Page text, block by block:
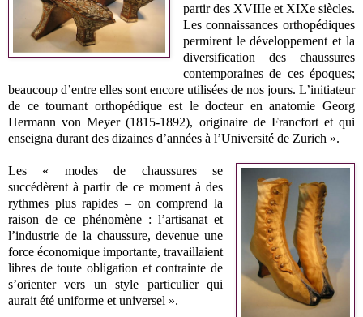
partir des XVIIIe et XIXe siècles.
Les connaissances orthopédiques
permirent le développement et la
diversification des chaussures
contemporaines de ces époques;
beaucoup d’entre elles sont encore utilisées de nos jours. L’initiateur
de ce tournant orthopédique est le docteur en anatomie Georg
Hermann von Meyer (1815-1892), originaire de Francfort et qui
enseigna durant des dizaines d’années à l’Université de Zurich ».
Les « modes de chaussures se
succédèrent à partir de ce moment à des
rythmes plus rapides – on comprend la
raison de ce phénomène : l’artisanat et
l’industrie de la chaussure, devenue une
force économique importante, travaillaient
libres de toute obligation et contrainte de
s’orienter vers un style particulier qui
aurait été uniforme et universel ».